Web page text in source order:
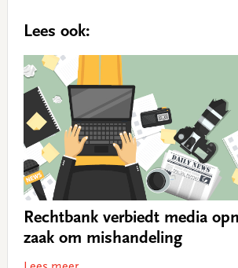
Lees ook:
Rechtbank verbiedt media
zaak om mishandeling